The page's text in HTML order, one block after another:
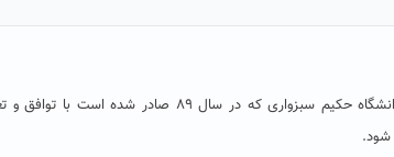
عوارضات و مصوبات کمیسیون های شهرداری سبزوار در خصوص دانشگاه حکیم سبزواری
شود.